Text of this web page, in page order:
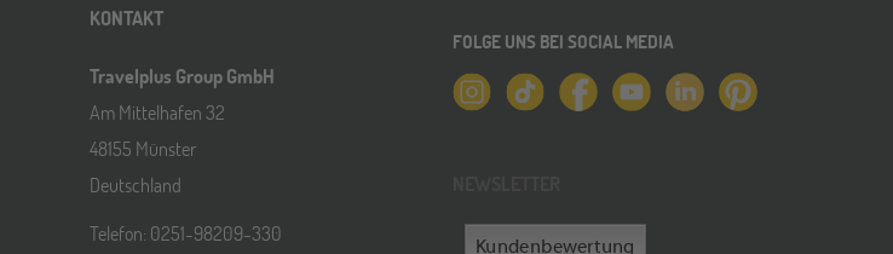
KONTAKT
Travelplus Group GmbH
Am Mittelhafen 32
48155 Münster
Deutschland
Telefon: 0251-98209-330
FOLGE UNS BEI SOCIAL MEDIA